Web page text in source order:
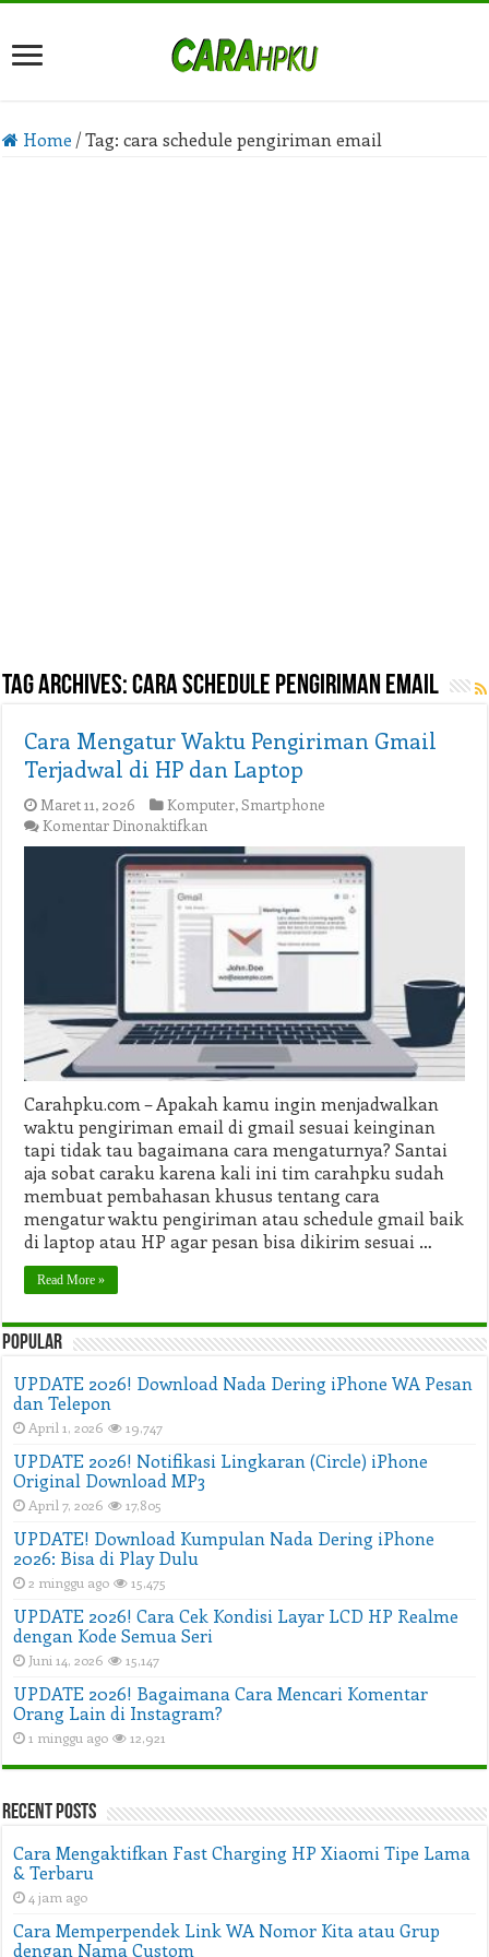
Home / Tag:cara schedule pengiriman email
Tag Archives:cara schedule pengiriman email
Cara Mengatur Waktu Pengiriman Gmail
Terjadwal di HP dan Laptop
Maret 11, 2026 Komputer,Smartphone
Komentar Dinonaktifkan
Cara
Mengatur
Waktu
Pengiriman
Gmail
Terjadwal
HP
dan
Laptop
Carahpku.com – Apakah kamu ingin menjadwalkan
waktu pengiriman email di gmail sesuai keinginan
tapi tidak tau bagaimana cara mengaturnya? Santai
aja sobat caraku karena kali ini tim carahpku sudah
membuat pembahasan khusus tentang cara
mengatur waktu pengiriman atau schedule gmail baik
di laptop atau HP agar pesan bisa dikirim sesuai …
Read More »
Popular
UPDATE 2026! Download Nada Dering iPhone WA Pesan
dan Telepon
April 1, 2026 19,747
UPDATE 2026! Notifikasi Lingkaran (Circle) iPhone
Original Download MP3
April 7, 2026 17,805
UPDATE! Download Kumpulan Nada Dering iPhone
2026: Bisa di Play Dulu
2 minggu ago 15,475
UPDATE 2026! Cara Cek Kondisi Layar LCD HP Realme
dengan Kode Semua Seri
Juni 14, 2026 15,147
UPDATE 2026! Bagaimana Cara Mencari Komentar
Orang Lain di Instagram?
1 minggu ago 12,921
Recent Posts
Cara Mengaktifkan Fast Charging HP Xiaomi Tipe Lama
& Terbaru
4 jam ago
Cara Memperpendek Link WA Nomor Kita atau Grup
dengan Nama Custom